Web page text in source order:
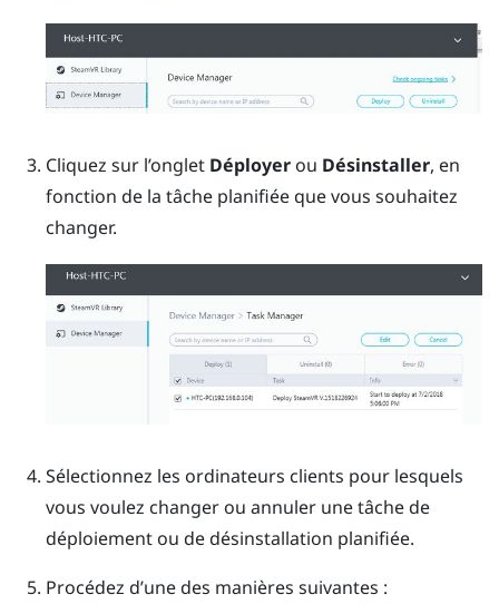
Cliquez sur l’onglet Déployerou Désinstaller, en
fonction de la tâche planifiée que vous souhaitez
changer.
Sélectionnez les ordinateurs clients pour lesquels
vous voulez changer ou annuler une tâche de
déploiement ou de désinstallation planifiée.
Procédez d’une des manières suivantes :